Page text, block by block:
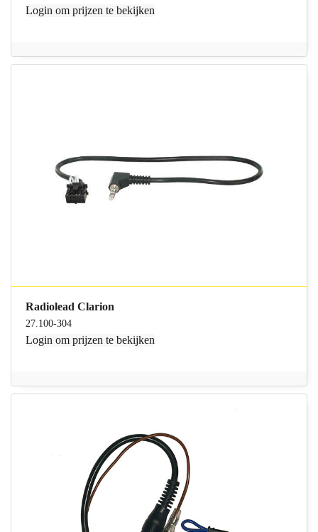
Login om prijzen te bekijken
Radiolead Clarion
27.100-304
Login om prijzen te bekijken